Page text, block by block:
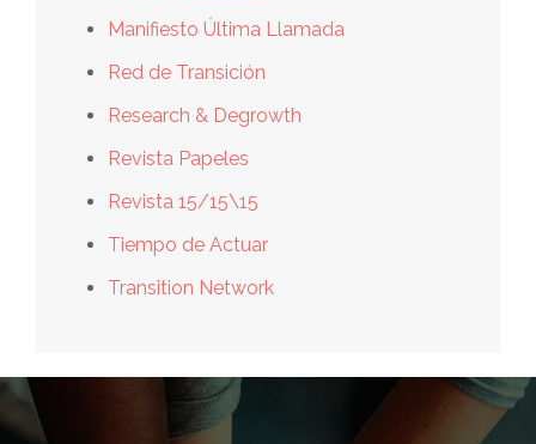
Manifiesto Última Llamada
Red de Transición
Research & Degrowth
Revista Papeles
Revista 15/15\15
Tiempo de Actuar
Transition Network